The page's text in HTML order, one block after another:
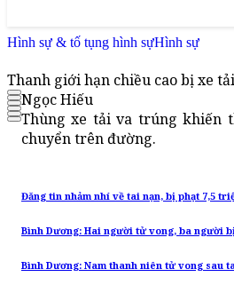
Hình sự & tố tụng hình sựHình sự
Thanh giới hạn chiều cao bị xe
Ngọc Hiếu
Thùng xe tải va trúng khiến
chuyển trên đường.
Đăng tin nhảm nhí về tai nạn, bị phạt 7,5
Bình Dương: Hai người tử vong, ba người
Bình Dương: Nam thanh niên tử vong sau